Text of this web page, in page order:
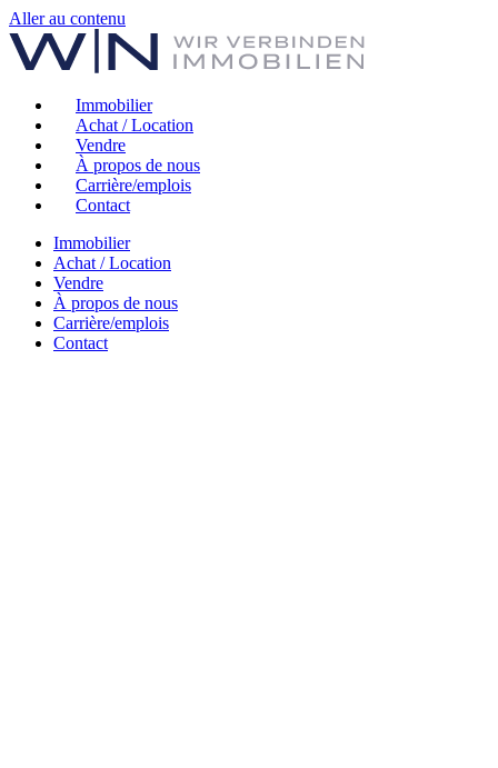
Aller au contenu
Immobilier
Achat / Location
Vendre
À propos de nous
Carrière/emplois
Contact
Immobilier
Achat / Location
Vendre
À propos de nous
Carrière/emplois
Contact